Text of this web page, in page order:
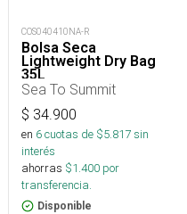
COS040410NA-R
Bolsa Seca
Lightweight Dry Bag
35L
Sea To Summit
$ 34.900
en 6cuotas de $5.817sin
interés
ahorras $1.400 por
transferencia.
Disponible